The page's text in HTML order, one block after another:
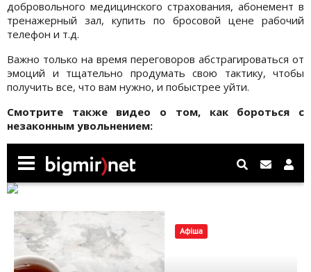
добровольного медицинского страхования, абонемент в
тренажерный зал, купить по бросовой цене рабочий
телефон и т.д.
Важно только на время переговоров абстрагироваться от
эмоций и тщательно продумать свою тактику, чтобы
получить все, что вам нужно, и побыстрее уйти.
Смотрите также видео о том, как бороться с
незаконным увольнением: